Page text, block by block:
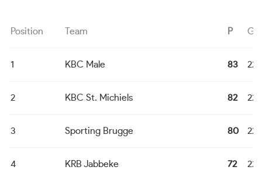
Position Team P G
1 KBC Male 83 22
2 KBC St. Michiels 82 22
3 Sporting Brugge 80 22
4 KRB Jabbeke 72 22